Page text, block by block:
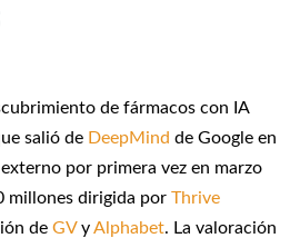
de fármacos con IA
salió de DeepMind de Google en
por primera vez en marzo
millones dirigida por Thrive
de GVyAlphabet. La valoración